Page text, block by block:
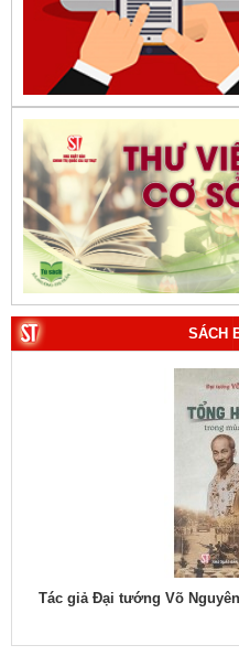
SÁCH
Tác giả Đại tướng Võ
1. Bác Hồ ở Pháp. Tác